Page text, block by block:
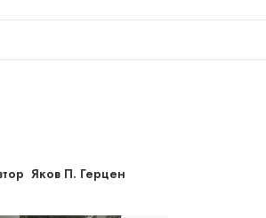
Яков П. Герцен